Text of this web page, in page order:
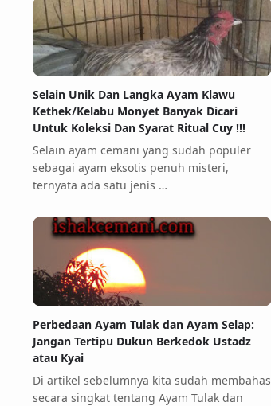
Selain Unik Dan Langka Ayam Klawu
Kethek/Kelabu Monyet Banyak Dicari
Untuk Koleksi Dan Syarat Ritual Cuy !!!
Selain ayam cemani yang sudah populer
sebagai ayam eksotis penuh misteri,
ternyata ada satu jenis …
Perbedaan Ayam Tulak dan Ayam Selap:
Jangan Tertipu Dukun Berkedok Ustadz
atau Kyai
Di artikel sebelumnya kita sudah membahas
secara singkat tentang Ayam Tulak dan